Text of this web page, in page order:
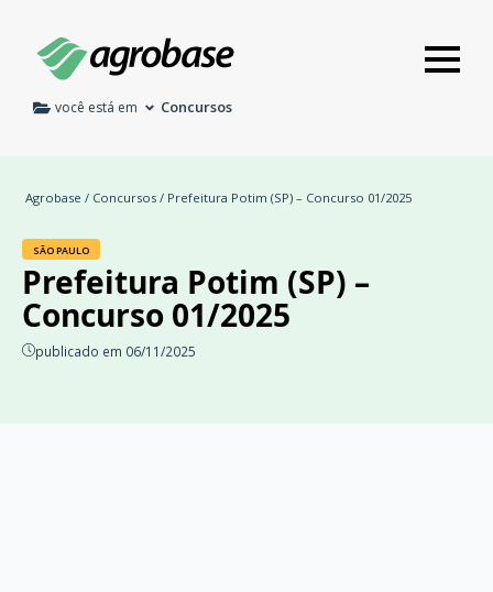
você está em Concursos
Agrobase / Concursos / Prefeitura Potim (SP) – Concurso 01/2025
SÃO PAULO
Prefeitura Potim (SP) –
Concurso 01/2025
publicado em 06/11/2025